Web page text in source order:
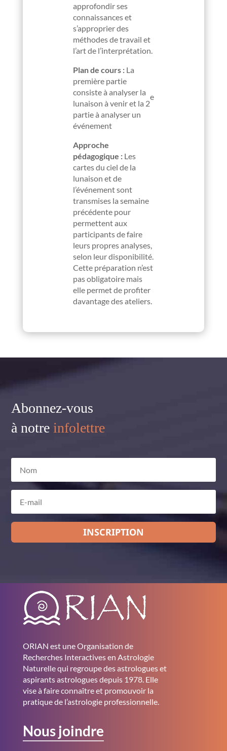
approfondir ses
connaissances et
s’approprier des
méthodes de travail et
l’art de l’interprétation.
Plan de cours : La
première partie
consiste à analyser la
lunaison à venir et la 2
e
partie à analyser un
événement
Approche
pédagogique : Les
cartes du ciel de la
lunaison et de
l’événement sont
transmises la semaine
précédente pour
permettent aux
participants de faire
leurs propres analyses,
selon leur disponibilité.
Cette préparation n’est
pas obligatoire mais
elle permet de profiter
davantage des ateliers.
Abonnez-vous
à notre infolettre
INSCRIPTION
ORIAN est une Organisation de
Recherches Interactives en Astrologie
Naturelle qui regroupe des astrologues et
aspirants astrologues depuis 1978. Elle
vise à faire connaître et promouvoir la
pratique de l’astrologie professionnelle.
Nous joindre